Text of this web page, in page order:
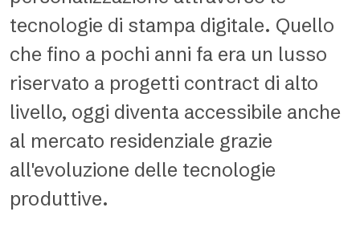
tecnologie di stampa digitale. Quello
che fino a pochi anni fa era un lusso
riservato a progetti contract di alto
livello, oggi diventa accessibile anche
al mercato residenziale grazie
all'evoluzione delle tecnologie
produttive.